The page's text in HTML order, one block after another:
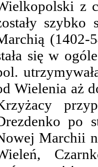
z
szybko
(1402-
się w
Wielenia aż
po
Marchii